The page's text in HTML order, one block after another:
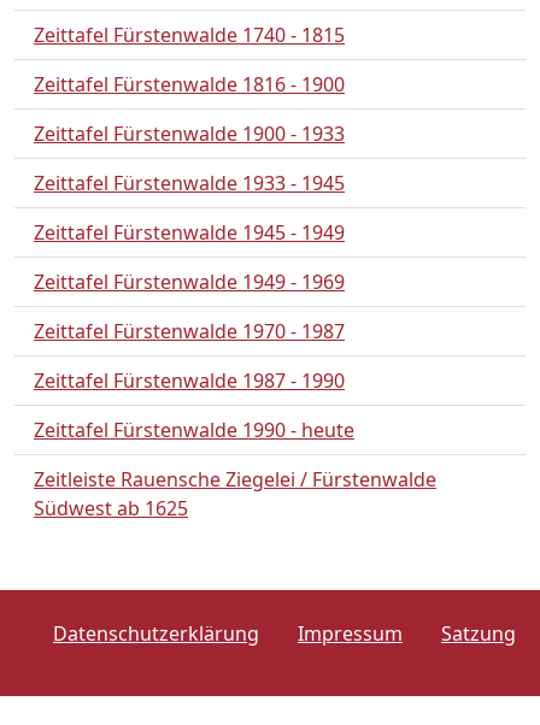
Zeittafel Fürstenwalde 1740 - 1815
Zeittafel Fürstenwalde 1816 - 1900
Zeittafel Fürstenwalde 1900 - 1933
Zeittafel Fürstenwalde 1933 - 1945
Zeittafel Fürstenwalde 1945 - 1949
Zeittafel Fürstenwalde 1949 - 1969
Zeittafel Fürstenwalde 1970 - 1987
Zeittafel Fürstenwalde 1987 - 1990
Zeittafel Fürstenwalde 1990 - heute
Zeitleiste Rauensche Ziegelei / Fürstenwalde
Südwest ab 1625
Datenschutzerklärung Impressum Satzung